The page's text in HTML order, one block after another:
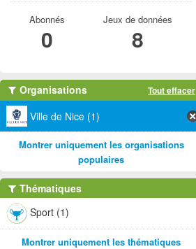
Abonnés
0
Jeux de données
8
Organisations Tout effacer
Ville de Nice (1)
Montrer uniquement les organisations
populaires
Thématiques
Sport (1)
Montrer uniquement les thématiques